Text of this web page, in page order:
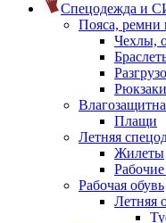
Спецодежда и
Пояса, ремни
Чехлы,
Плащи
Летняя
Жилеты
Рабочая обувь
Летняя